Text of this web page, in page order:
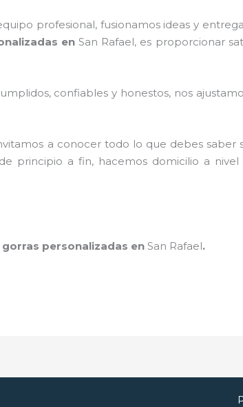
profesional, fusionamos ideas y
enSan Rafael, es proporcionar
confiables y honestos, nos
a conocer todo lo que debes saber
principio a fin, hacemos domicilio a
gorras personalizadas en San Rafael.